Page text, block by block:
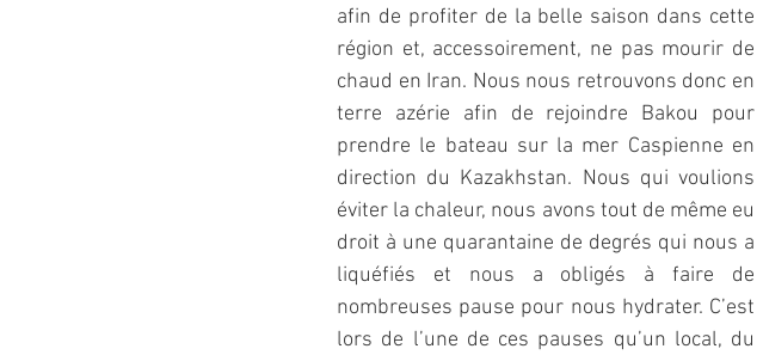
afin de profiter de la belle saison dans cette
région et, accessoirement, ne pas mourir de
chaud en Iran. Nous nous retrouvons donc en
terre azérie afin de rejoindre Bakou pour
prendre le bateau sur la mer Caspienne en
direction du Kazakhstan. Nous qui voulions
éviter la chaleur, nous avons tout de même eu
droit à une quarantaine de degrés qui nous a
liquéfiés et nous a obligés à faire de
nombreuses pause pour nous hydrater. C’est
lors de l’une de ces pauses qu’un local, du